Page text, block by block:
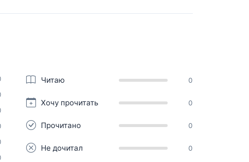
Читаю 0
Хочу прочитать 0
Прочитано 0
Не дочитал 0